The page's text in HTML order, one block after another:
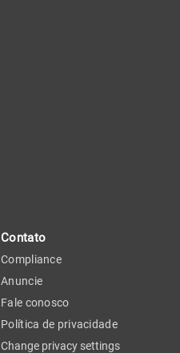
Contato
Compliance
Anuncie
Fale conosco
Política de privacidade
Change privacy settings